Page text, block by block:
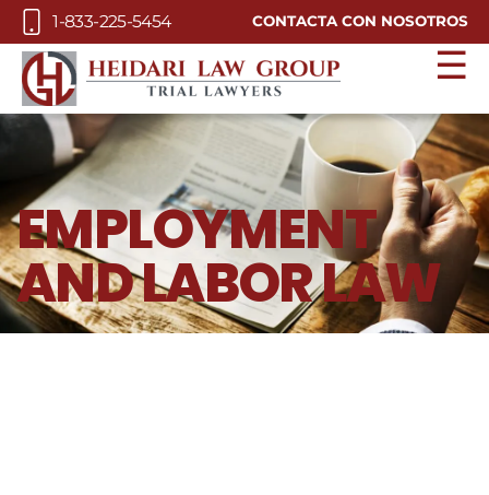
Skip to Main Content
1-833-225-5454 CONTACTA CON NOSOTROS
☰
EMPLOYMENT
AND LABOR LAW